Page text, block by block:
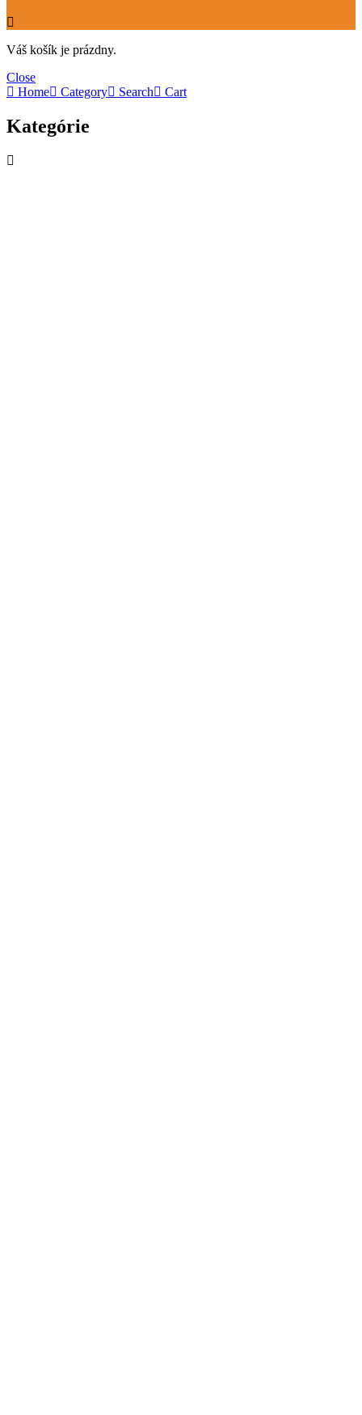
Váš košík je prázdny.
Close
Home
Category Search Cart
Kategórie